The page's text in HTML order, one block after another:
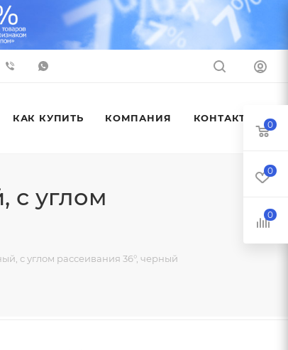
КАК КУПИТЬ КОМПАНИЯ КОНТАКТЫ
с углом
с углом рассеивания 36°, черный
0
0
0